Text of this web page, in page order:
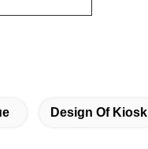
Design Of Kiosk